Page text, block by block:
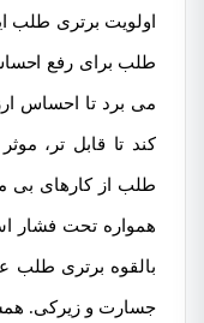
اولویت برتری طلب
طلب برای رفع
می برد تا احساس
کند تا قابل تر،
طلب از کارهای بی
همواره تحت فشار
بالقوه برتری طلب
جسارت و زیرکی.